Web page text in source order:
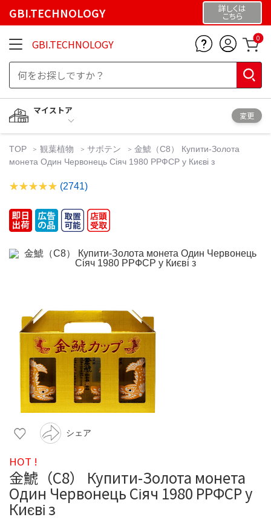
GBI.TECHNOLOGY 詳しくは
こちら
GBI.TECHNOLOGY 0
マイストア
変更
TOP 観葉植物 サボテン
金鯱（C8） Купити-Золота
монета Один Червонець Сіяч 1980 РРФСР у Києві з
(2741)
シェア
HOT !
金鯱（C8） Купити-Золота монета
Один Червонець Сіяч 1980 РРФСР у
Києві з